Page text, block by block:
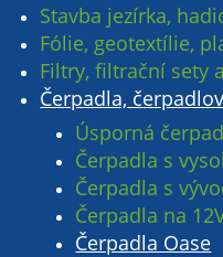
Stavba jezírka,
Fólie, geotextílie,
Filtry, filtrační sety
Čerpadla,
Úsporná
Čerpadla s
Čerpadla s
Čerpadla na
Čerpadla Oase